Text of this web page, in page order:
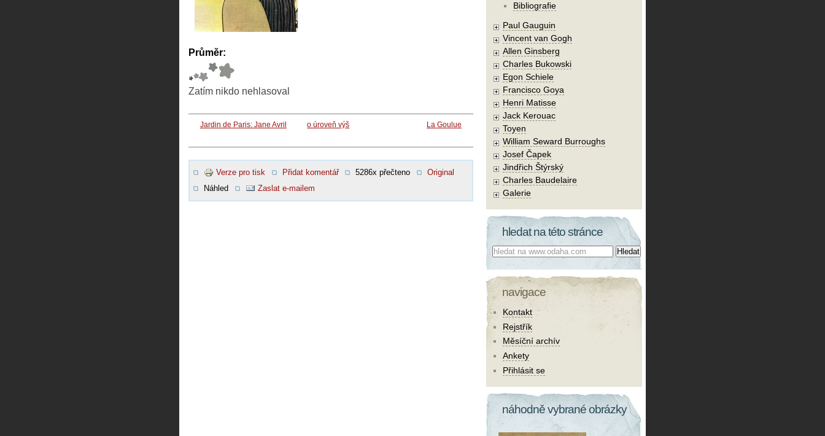
Průměr:
Zatím nikdo nehlasoval
Jardin de Paris: Jane Avril o úroveň výš La Goulue
Verze pro tisk Přidat komentář 5286x přečteno
Original
Náhled
Zaslat e-mailem
Bibliografie
Paul Gauguin
Vincent van Gogh
Allen Ginsberg
Charles Bukowski
Egon Schiele
Francisco Goya
Henri Matisse
Jack Kerouac
Toyen
William Seward Burroughs
Josef Čapek
Jindřich Štýrský
Charles Baudelaire
Galerie
hledat na této stránce
Co hledat:
navigace
Kontakt
Rejstřík
Měsíční archív
Ankety
Přihlásit se
náhodně vybrané obrázky